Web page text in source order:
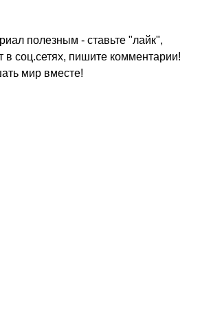
полезным - ставьте "лайк",
в соц.сетях, пишите комментарии!
мир вместе!